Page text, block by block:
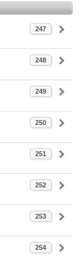
247
248
249
250
251
252
253
254